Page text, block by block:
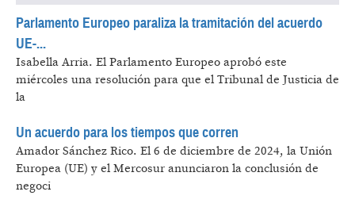
Parlamento Europeo paraliza la tramitación del acuerdo
UE-...
Isabella Arria. El Parlamento Europeo aprobó este
miércoles una resolución para que el Tribunal de Justicia de
la
Un acuerdo para los tiempos que corren
Amador Sánchez Rico. El 6 de diciembre de 2024, la Unión
Europea (UE) y el Mercosur anunciaron la conclusión de
negoci